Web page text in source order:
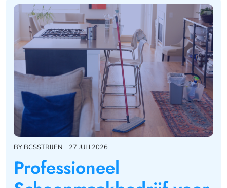
BY BCSSTRIJEN 27 JULI 2026
Professioneel